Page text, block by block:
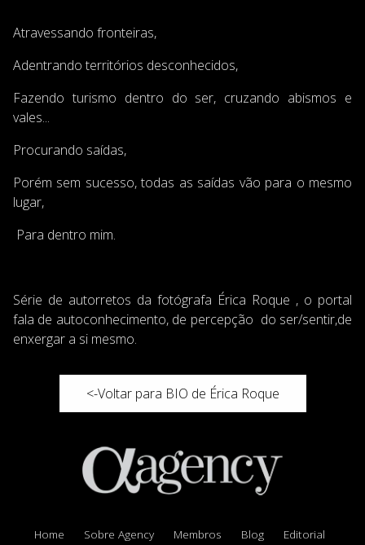
Atravessando fronteiras,
Adentrando territórios desconhecidos,
Fazendo turismo dentro do ser, cruzando abismos e
vales...
Procurando saídas,
Porém sem sucesso, todas as saídas vão para o mesmo
lugar,
Para dentro mim.
Série de autorretos da fotógrafa Érica Roque , o portal
fala de autoconhecimento, de percepção do ser/sentir,de
enxergar a si mesmo.
<-Voltar para BIO de Érica Roque
Home Sobre Agency Membros Blog
Editorial